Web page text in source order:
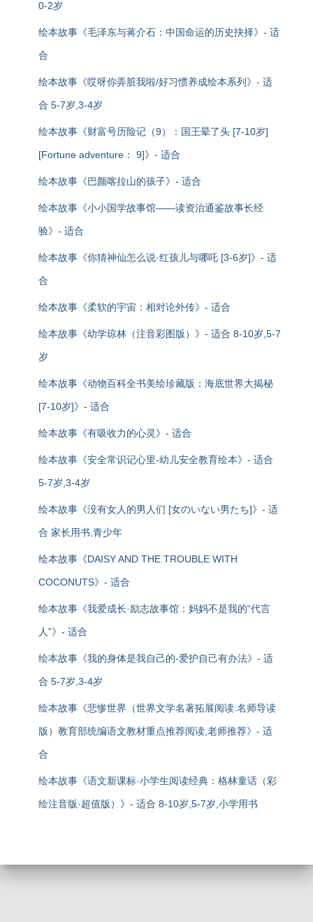
0-2岁
绘本故事《毛泽东与蒋介石：中国命运的历史抉择》- 适
合
绘本故事《哎呀你弄脏我啦/好习惯养成绘本系列》- 适
合 5-7岁,3-4岁
绘本故事《财富号历险记（9）：国王晕了头 [7-10岁]
[Fortune adventure： 9]》- 适合
绘本故事《巴颜喀拉山的孩子》- 适合
绘本故事《小小国学故事馆——读资治通鉴故事长经
验》- 适合
绘本故事《你猜神仙怎么说·红孩儿与哪吒 [3-6岁]》- 适
合
绘本故事《柔软的宇宙：相对论外传》- 适合
绘本故事《幼学琼林（注音彩图版）》- 适合 8-10岁,5-7
岁
绘本故事《动物百科全书美绘珍藏版：海底世界大揭秘
[7-10岁]》- 适合
绘本故事《有吸收力的心灵》- 适合
绘本故事《安全常识记心里-幼儿安全教育绘本》- 适合
5-7岁,3-4岁
绘本故事《没有女人的男人们 [女のいない男たち]》- 适
合 家长用书,青少年
绘本故事《DAISY AND THE TROUBLE WITH
COCONUTS》- 适合
绘本故事《我爱成长·励志故事馆：妈妈不是我的“代言
人”》- 适合
绘本故事《我的身体是我自己的-爱护自己有办法》- 适
合 5-7岁,3-4岁
绘本故事《悲惨世界（世界文学名著拓展阅读:名师导读
版）教育部统编语文教材重点推荐阅读,老师推荐》- 适
合
绘本故事《语文新课标·小学生阅读经典：格林童话（彩
绘注音版·超值版）》- 适合 8-10岁,5-7岁,小学用书